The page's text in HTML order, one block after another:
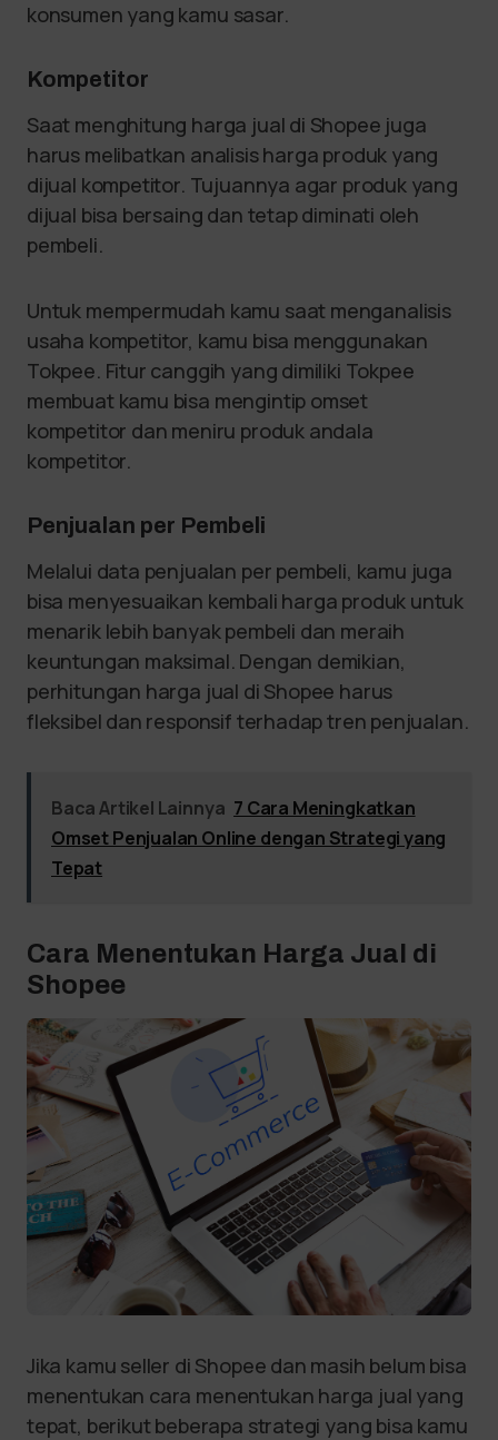
konsumen yang kamu sasar.
Kompetitor
Saat menghitung harga jual di Shopee juga
harus melibatkan analisis harga produk yang
dijual kompetitor. Tujuannya agar produk yang
dijual bisa bersaing dan tetap diminati oleh
pembeli.
Untuk mempermudah kamu saat menganalisis
usaha kompetitor, kamu bisa menggunakan
Tokpee. Fitur canggih yang dimiliki Tokpee
membuat kamu bisa mengintip omset
kompetitor dan meniru produk andala
kompetitor.
Penjualan per Pembeli
Melalui data penjualan per pembeli, kamu juga
bisa menyesuaikan kembali harga produk untuk
menarik lebih banyak pembeli dan meraih
keuntungan maksimal. Dengan demikian,
perhitungan harga jual di Shopee harus
fleksibel dan responsif terhadap tren penjualan.
Baca Artikel Lainnya 7 Cara Meningkatkan
Omset Penjualan Online dengan Strategi yang
Tepat
Cara Menentukan Harga Jual di
Shopee
Jika kamu seller di Shopee dan masih belum bisa
menentukan cara menentukan harga jual yang
tepat, berikut beberapa strategi yang bisa kamu